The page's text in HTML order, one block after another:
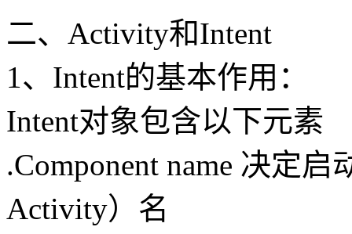
二、Activity和Intent
1、Intent的基本作用：
Intent对象包含以下元素
.Component name 决定
Activity）名